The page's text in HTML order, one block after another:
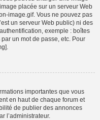
placée sur un serveur Web
image.gif. Vous ne pouvez pas
un serveur Web public) ni des
exemple : boîtes
un mot de passe, etc. Pour
importantes que vous
en haut de chaque forum et
de publier des annonces
l’administrateur.